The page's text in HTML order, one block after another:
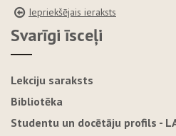
Iepriekšējais ieraksts
Svarīgi īsceļi
Lekciju saraksts
Bibliotēka
Studentu un docētāju profils -